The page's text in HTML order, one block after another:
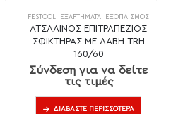
FESTOOL, ΕΞΑΡΤΉΜΑΤΑ, ΕΞΟΠΛΙΣΜΌΣ
ΑΤΣΑΛΙΝΟΣ ΕΠΙΤΡΑΠΕΖΙΟΣ
ΣΦΙΚΤΗΡΑΣ ΜΕ ΛΑΒΗ TRH
160/60
Σύνδεση για να δείτε
τις τιμές
ΔΙΑΒΆΣΤΕ ΠΕΡΙΣΣΌΤΕΡΑ